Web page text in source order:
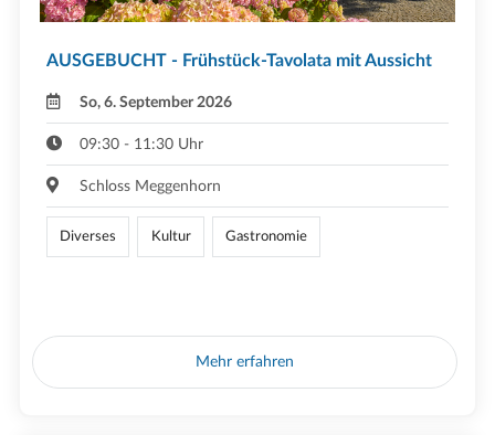
AUSGEBUCHT - Frühstück-Tavolata mit Aussicht
So, 6. September 2026
09:30 - 11:30 Uhr
Schloss Meggenhorn
Diverses Kultur Gastronomie
Mehr erfahren